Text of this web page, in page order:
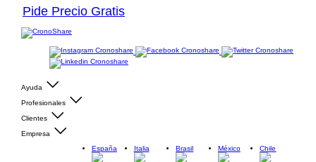
Pide Precio Gratis
Ayuda
Profesionales
Clientes
Empresa
España
Italia Brasil México Chile